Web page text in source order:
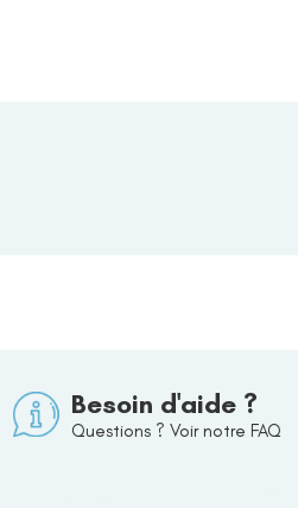
Besoin d'aide ?
Questions ? Voir notre FAQ